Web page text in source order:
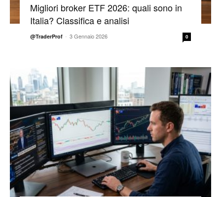
Migliori broker ETF 2026: quali sono in
Italia? Classifica e analisi
@TraderProf - 3 Gennaio 2026 0